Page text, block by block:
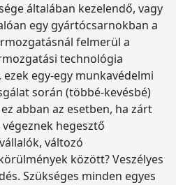
általában kezelendő, vagy
egy gyártócsarnokban a
felmerül a
technológia
egy-egy munkavédelmi
során (többé-kevésbé)
abban az esetben, ha zárt
hegesztő
változó
között? Veszélyes
Szükséges minden egyes